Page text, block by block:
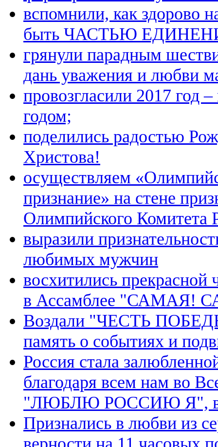
вспомнили, как здорово
быть ЧАСТЬЮ
грянули парадным
дань уважения и любви
провозгласили 2017 год
годом;
поделились радостью
Христова!
осуществляем
признание» на стене
Олимпийского Комитета
выразили
любимых мужчин
восхитились прекрасной
в Ассамблее "САМАЯ!
Воздали "ЧЕСТЬ
память о событиях и
Россия стала
благодаря всем нам во
"ЛЮБЛЮ РОССИЮ Я", в
Признались в любви из